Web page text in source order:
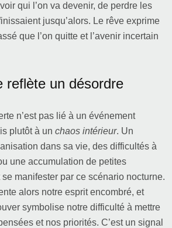
qui l’on va devenir, de perdre les
jusqu’alors. Le rêve exprime
que l’on quitte et l’avenir incertain
reflète un désordre
n’est pas lié à un événement
plutôt à un chaos intérieur. Un
dans sa vie, des difficultés à
une accumulation de petites
manifester par ce scénario nocturne.
alors notre esprit encombré, et
symbolise notre difficulté à mettre
et nos priorités. C’est un signal